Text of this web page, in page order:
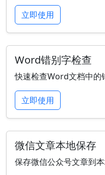
立即使用
Word错别字检查
快速检查Word文档中的
立即使用
微信文章本地保存
保存微信公众号文章到